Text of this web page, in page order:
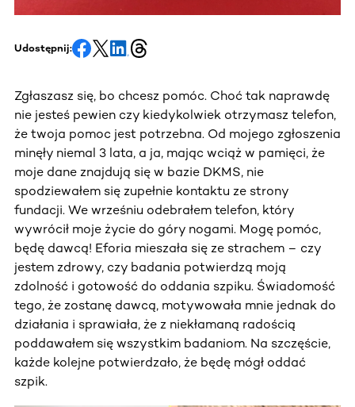
Udostępnij:
Zgłaszasz się, bo chcesz pomóc. Choć tak naprawdę
nie jesteś pewien czy kiedykolwiek otrzymasz telefon,
że twoja pomoc jest potrzebna. Od mojego zgłoszenia
minęły niemal 3 lata, a ja, mając wciąż w pamięci, że
moje dane znajdują się w bazie DKMS, nie
spodziewałem się zupełnie kontaktu ze strony
fundacji. We wrześniu odebrałem telefon, który
wywrócił moje życie do góry nogami. Mogę pomóc,
będę dawcą! Eforia mieszała się ze strachem – czy
jestem zdrowy, czy badania potwierdzą moją
zdolność i gotowość do oddania szpiku. Świadomość
tego, że zostanę dawcą, motywowała mnie jednak do
działania i sprawiała, że z niekłamaną radością
poddawałem się wszystkim badaniom. Na szczęście,
każde kolejne potwierdzało, że będę mógł oddać
szpik.